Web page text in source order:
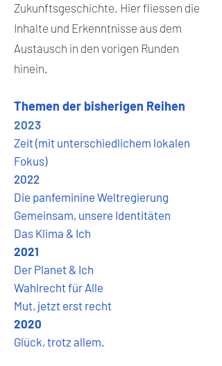
Zukunftsgeschichte. Hier fliessen die
Inhalte und Erkenntnisse aus dem
Austausch in den vorigen Runden
hinein.
Themen der bisherigen Reihen
2023
Zeit (mit unterschiedlichem lokalen
Fokus)
2022
Die panfeminine Weltregierung
Gemeinsam, unsere Identitäten
Das Klima & Ich
2021
Der Planet & Ich
Wahlrecht für Alle
Mut, jetzt erst recht
2020
Glück, trotz allem.